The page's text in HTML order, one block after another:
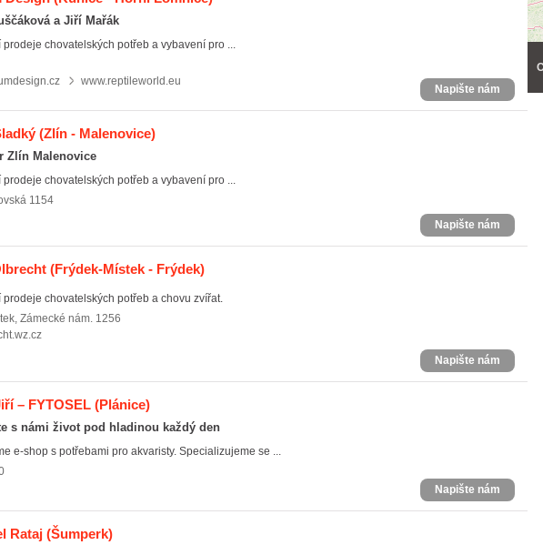
a Jiří Mařák
chovatelských potřeb a vybavení pro ...
www.reptileworld.eu
Napište nám
(Zlín - Malenovice)
Zlín Malenovice
chovatelských potřeb a vybavení pro ...
1154
Napište nám
(Frýdek-Místek - Frýdek)
chovatelských potřeb a chovu zvířat.
, Zámecké nám. 1256
Napište nám
– FYTOSEL (Plánice)
s námi život pod hladinou každý den
e-shop s potřebami pro akvaristy. Specializujeme se ...
Napište nám
Rataj (Šumperk)